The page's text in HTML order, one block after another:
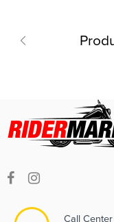
Call Center